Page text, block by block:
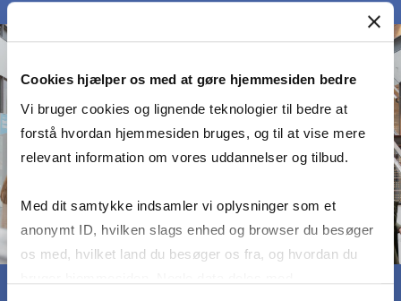
Cookies hjælper os med at gøre hjemmesiden bedre
Vi bruger cookies og lignende teknologier til bedre at
forstå hvordan hjemmesiden bruges, og til at vise mere
relevant information om vores uddannelser og tilbud.
Med dit samtykke indsamler vi oplysninger som et
anonymt ID, hvilken slags enhed og browser du besøger
os med, hvilket land du besøger os fra, og hvordan du